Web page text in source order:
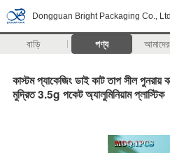
Dongguan Bright Packaging Co.,
বাড়ি পণ্য
কাস্টম প্যাকেজিং ডাই কাট তাপ সীল
মুদ্রিত 3.5g পকেট অ্যালুমিনিয়াম প্লাস্টিক